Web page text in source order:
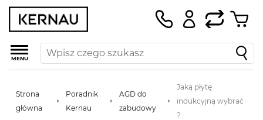
MENU
Strona
główna
Poradnik
Kernau
AGD do
zabudowy
Jaką płytę
indukcyjną wybrać
?